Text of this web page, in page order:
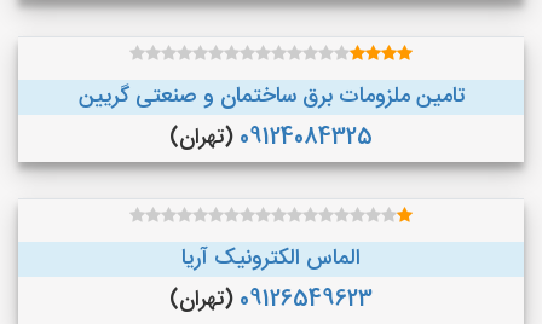
تامین ملزومات برق ساختمان و صنعتی گریین
09124084325 (تهران)
الماس الکترونیک آریا
09126549623 (تهران)